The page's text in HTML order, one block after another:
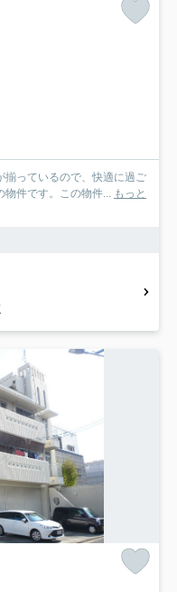
揃っているので、快適に過ご
物件です。この物件... もっと